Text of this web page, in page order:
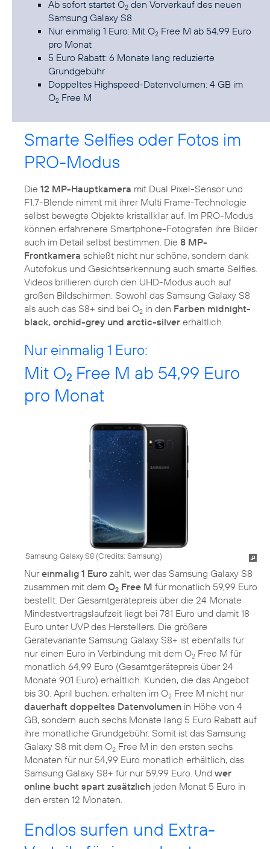
Ab sofort startet O2 den Vorverkauf des neuen
Samsung Galaxy S8
Nur einmalig 1 Euro: Mit O2 Free M ab 54,99 Euro
pro Monat
5 Euro Rabatt: 6 Monate lang reduzierte
Grundgebühr
Doppeltes Highspeed-Datenvolumen: 4 GB im
O2 Free M
Smarte Selfies oder Fotos im
PRO-Modus
Die 12 MP-Hauptkamera mit Dual Pixel-Sensor und
F1.7-Blende nimmt mit ihrer Multi Frame-Technologie
selbst bewegte Objekte kristallklar auf. Im PRO-Modus
können erfahrenere Smartphone-Fotografen ihre Bilder
auch im Detail selbst bestimmen. Die 8 MP-
Frontkamera schießt nicht nur schöne, sondern dank
Autofokus und Gesichtserkennung auch smarte Selfies.
Videos brillieren durch den UHD-Modus auch auf
großen Bildschirmen. Sowohl das Samsung Galaxy S8
als auch das S8+ sind bei O2 in den Farben midnight-
black, orchid-grey und arctic-silver erhältlich.
Nur einmalig 1 Euro:
Mit O2 Free M ab 54,99 Euro
pro Monat
Samsung Galaxy S8 (Credits: Samsung)
Nureinmalig 1 Euro zahlt, wer das Samsung Galaxy S8
zusammen mit dem O2 Free M für monatlich 59,99 Euro
bestellt. Der Gesamtgerätepreis über die 24 Monate
Mindestvertragslaufzeit liegt bei 781 Euro und damit 18
Euro unter UVP des Herstellers. Die größere
Gerätevariante Samsung Galaxy S8+ ist ebenfalls für
nur einen Euro in Verbindung mit dem O2 Free M für
monatlich 64,99 Euro (Gesamtgerätepreis über 24
Monate 901 Euro) erhältlich. Kunden, die das Angebot
bis 30. April buchen, erhalten im O2 Free M nicht nur
dauerhaft doppeltes Datenvolumen in Höhe von 4
GB, sondern auch sechs Monate lang 5 Euro Rabatt auf
ihre monatliche Grundgebühr. Somit ist das Samsung
Galaxy S8 mit dem O2 Free M in den ersten sechs
Monaten für nur 54,99 Euro monatlich erhältlich, das
Samsung Galaxy S8+ für nur 59,99 Euro. Und wer
online bucht spart zusätzlich jeden Monat 5 Euro in
den ersten 12 Monaten.
Endlos surfen und Extra-